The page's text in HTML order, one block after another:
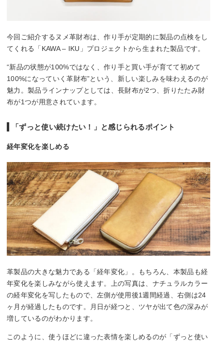
今回ご紹介するヌメ革財布は、作り手が定期的に製品の点検をし
てくれる「KAWA – IKU」プロジェクトから生まれた製品です。
“新品の状態が100%ではなく、作り手と買い手が育てて初めて
100%になっていく革財布”という、新しい楽しみを味わえるのが
魅力。製品ラインナップとしては、長財布が2つ、折りたたみ財
布が1つが用意されています。
「ずっと使い続けたい！」と感じられるポイント
経年変化を楽しめる
革製品の大きな魅力である「経年変化」。もちろん、本製品も経
年変化を楽しみながら使えます。上の写真は、ナチュラルカラー
の経年変化を写したもので、左側が使用後1週間経過、右側は24
ヶ月が経過したものです。月日が経つと、ツヤが出て色の深みが
増しているのがわかります。
このように、使うほどに違った表情を楽しめるのが「ずっと使い